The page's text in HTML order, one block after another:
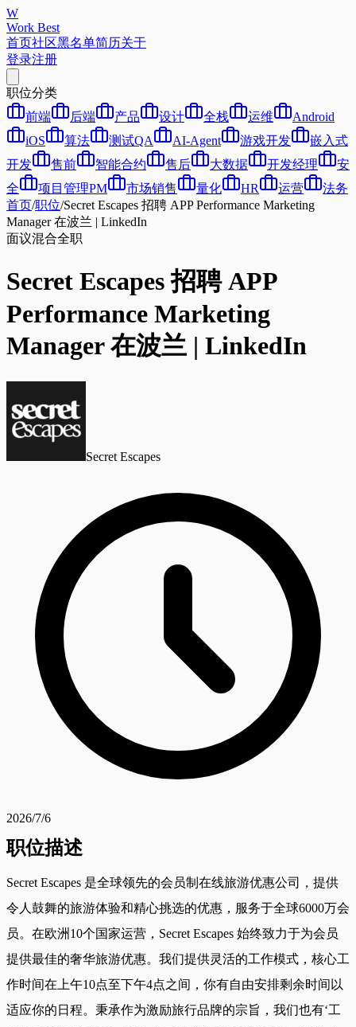
W
Work Best
首页社区黑名单简历关于
登录注册
职位分类
前端
后端 产品 设计 全栈 运维
Android
iOS
算法 测试QA AI-Agent 游戏开发
嵌入式
开发
售前 智能合约 售后 大数据 开发经理
安
全
项目管理PM 市场销售 量化 HR 运营
法务
首页/职位/Secret Escapes 招聘 APP Performance Marketing
Manager 在波兰 | LinkedIn
面议混合全职
Secret Escapes 招聘 APP
Performance Marketing
Manager 在波兰 | LinkedIn
Secret Escapes
2026/7/6
职位描述
Secret Escapes 是全球领先的会员制在线旅游优惠公司，提供
令人鼓舞的旅游体验和精心挑选的优惠，服务于全球6000万会
员。在欧洲10个国家运营，Secret Escapes 始终致力于为会员
提供最佳的奢华旅游优惠。我们提供灵活的工作模式，核心工
作时间在上午10点至下午4点之间，你有自由安排剩余时间以
适应你的日程。秉承作为激励旅行品牌的宗旨，我们也有‘工